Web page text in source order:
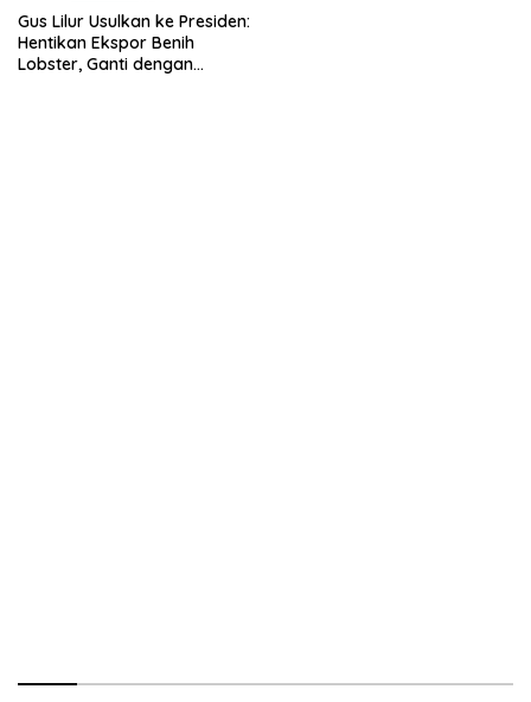
Gus Lilur Usulkan ke Presiden:
Hentikan Ekspor Benih
Lobster, Ganti dengan